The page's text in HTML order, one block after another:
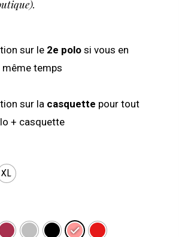
sur le 2e polosi vous en
même temps
sur la casquette pour tout
+ casquette
XL